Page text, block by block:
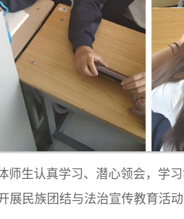
生认真学习、潜心领会，学习
展民族团结与法治宣传教育活